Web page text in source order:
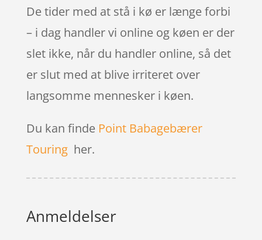
De tider med at stå i kø er længe forbi
– i dag handler vi online og køen er der
slet ikke, når du handler online, så det
er slut med at blive irriteret over
langsomme mennesker i køen.
Du kan finde Point Babagebærer
Touringher.
Anmeldelser